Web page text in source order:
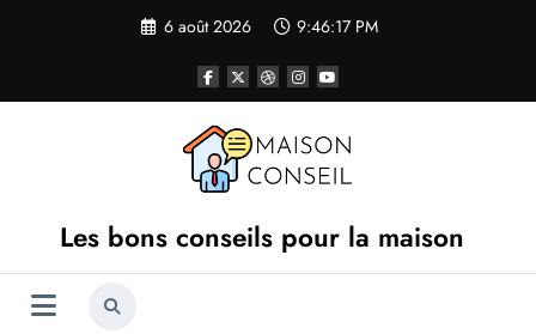
6 août 2026 9:46:18 PM
Les bons conseils pour la maison